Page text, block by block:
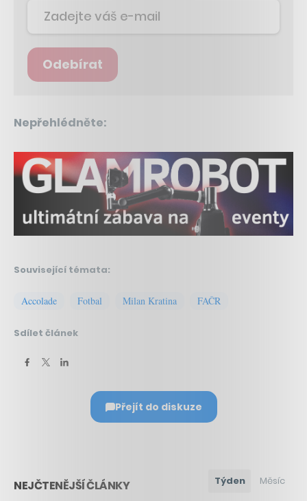
Odebírat
Nepřehlédněte:
Související témata:
Accolade Fotbal Milan Kratina FAČR
Sdílet článek
Přejít do diskuze
NEJČTENĚJŠÍ ČLÁNKY Týden Měsíc